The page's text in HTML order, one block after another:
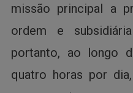
missão principal a
ordem e
portanto, ao longo
quatro horas por